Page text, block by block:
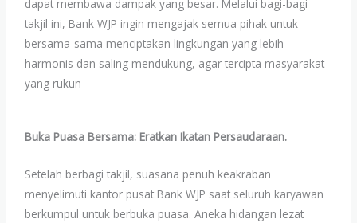
dapat membawa dampak yang besar. Melalui bagi-bagi
takjil ini, Bank WJP ingin mengajak semua pihak untuk
bersama-sama menciptakan lingkungan yang lebih
harmonis dan saling mendukung, agar tercipta masyarakat
yang rukun
Buka Puasa Bersama: Eratkan Ikatan Persaudaraan.
Setelah berbagi takjil, suasana penuh keakraban
menyelimuti kantor pusat Bank WJP saat seluruh karyawan
berkumpul untuk berbuka puasa. Aneka hidangan lezat